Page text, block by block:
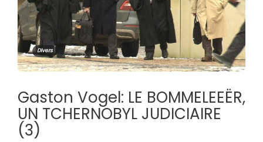
Divers
Gaston Vogel: LE BOMMELEEËR,
UN TCHERNOBYL JUDICIAIRE
(3)